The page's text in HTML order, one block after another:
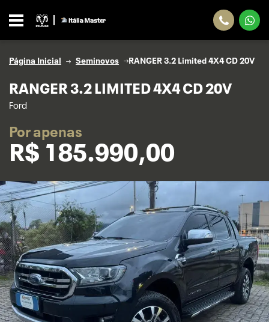
Página Inicial Seminovos RANGER 3.2 Limited 4X4 CD 20V
RANGER 3.2 LIMITED 4X4 CD 20V
Ford
Por apenas
R$ 185.990,00